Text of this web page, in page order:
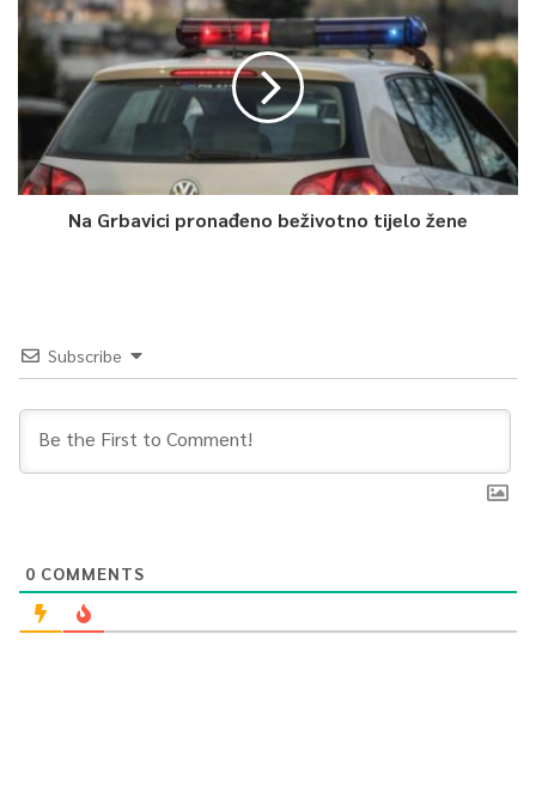
Na Grbavici pronađeno beživotno tijelo žene
Subscribe
0 COMMENTS